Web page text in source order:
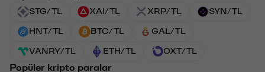
STG/TL XAI/TL XRP/TL SYN/TL
HNT/TL BTC/TL GAL/TL
VANRY/TL ETH/TL OXT/TL
Popüler kripto paralar